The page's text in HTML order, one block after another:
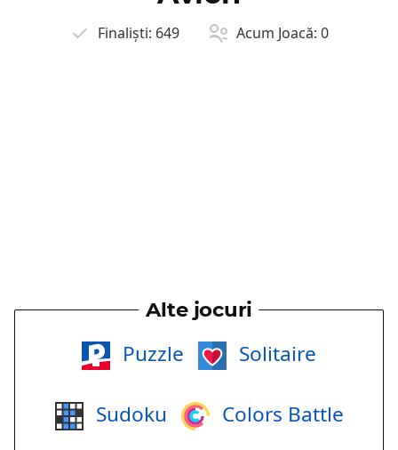
Finaliști: 649 Acum Joacă: 0
Alte jocuri
Puzzle Solitaire
Sudoku Colors Battle